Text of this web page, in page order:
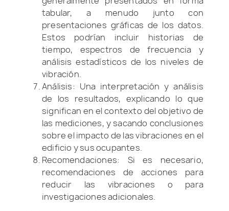
tabular, a menudo junto con
presentaciones gráficas de los datos.
Estos podrían incluir historias de
tiempo, espectros de frecuencia y
análisis estadísticos de los niveles de
vibración.
Análisis: Una interpretación y análisis
de los resultados, explicando lo que
significan en el contexto del objetivo de
las mediciones, y sacando conclusiones
sobre el impacto de las vibraciones en el
edificio y sus ocupantes.
Recomendaciones: Si es necesario,
recomendaciones de acciones para
reducir las vibraciones o para
investigaciones adicionales.